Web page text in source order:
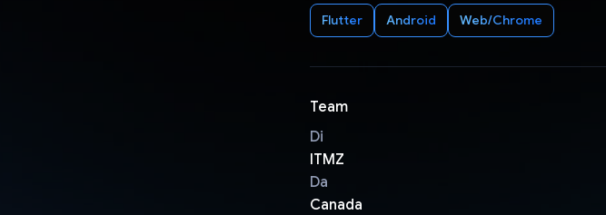
Flutter Android Web/Chrome
Team
Di
ITMZ
Da
Canada